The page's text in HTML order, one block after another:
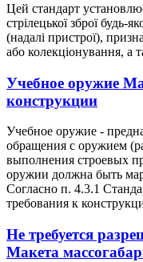
Цей стандарт
стрілецької зброї будь-
(надалі пристрої),
або колекціонування, а
Учебное оружие
конструкции
Учебное оружие -
обращения с оружием
выполнения строевых
оружии должна быть
Согласно п. 4.3.1
требования к
Не требуется
Макета